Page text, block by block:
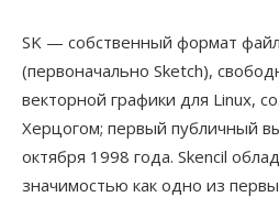
SK — собственный формат
(первоначально Sketch),
векторной графики для Linux,
Херцогом; первый публичный
октября 1998 года. Skencil
значимостью как одно из